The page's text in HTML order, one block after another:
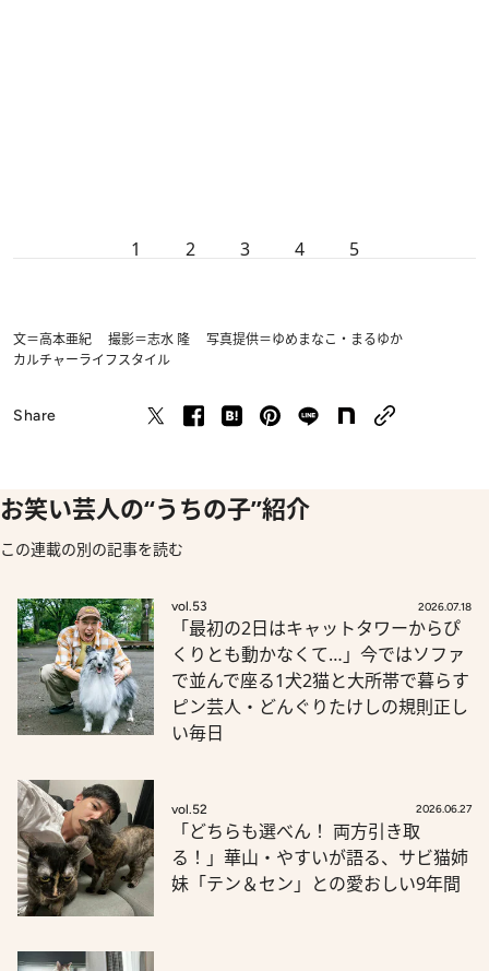
1 2 3 4 5
文＝高本亜紀 撮影＝志水 隆 写真提供＝ゆめまなこ・まるゆか
カルチャーライフスタイル
Share
お笑い芸人の“うちの子”紹介
この連載の別の記事を読む
vol.53 2026.07.18
「最初の2日はキャットタワーからぴ
くりとも動かなくて…」今ではソファ
で並んで座る1犬2猫と大所帯で暮らす
ピン芸人・どんぐりたけしの規則正し
い毎日
vol.52 2026.06.27
「どちらも選べん！ 両方引き取
る！」華山・やすいが語る、サビ猫姉
妹「テン＆セン」との愛おしい9年間